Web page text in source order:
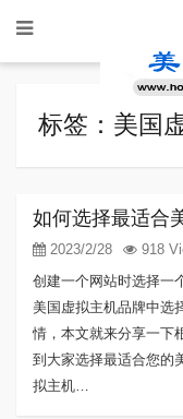
标签：美国
如何选择最适合
2023/2/28 918
创建一个网站时选择一
美国虚拟主机品牌中选
情，本文就来分享一下
到大家选择最适合您的
拟主机…